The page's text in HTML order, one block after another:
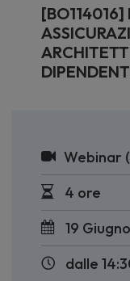
[BO114016]
Webinar
4 ore
19
dalle